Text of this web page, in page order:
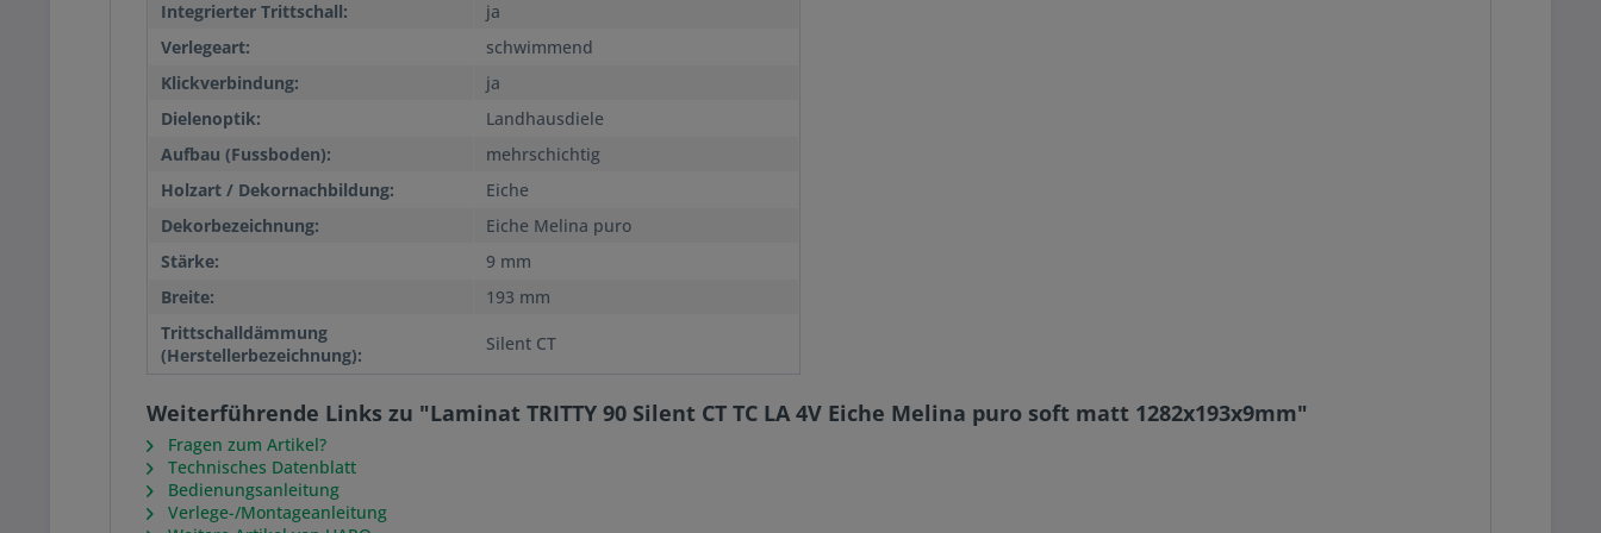
Integrierter Trittschall:
ja
Verlegeart:
schwimmend
Klickverbindung:
ja
Dielenoptik:
Landhausdiele
Aufbau (Fussboden):
mehrschichtig
Holzart / Dekornachbildung:
Eiche
Dekorbezeichnung:
Eiche Melina puro
Stärke:
9 mm
Breite:
193 mm
Trittschalldämmung
(Herstellerbezeichnung):
Silent CT
Weiterführende Links zu "Laminat TRITTY 90 Silent CT TC LA 4V Eiche Melina puro soft matt 1282x193x9mm"
Fragen zum Artikel?
Technisches Datenblatt
Bedienungsanleitung
Verlege-/Montageanleitung